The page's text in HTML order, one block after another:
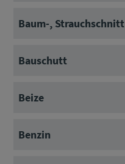
Baum-, Strauchschnitt
Bauschutt
Beize
Benzin